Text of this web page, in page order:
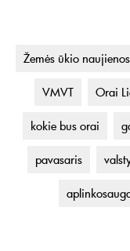
Žemės ūkio naujienos
VMVT Orai
kokie bus orai
pavasaris